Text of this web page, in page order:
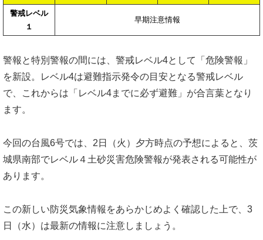
警戒レベル
１
早期注意情報
警報と特別警報の間には、警戒レベル4として「危険警報」
を新設。レベル4は避難指示発令の目安となる警戒レベル
で、これからは「レベル4までに必ず避難」が合言葉となり
ます。
今回の台風6号では、2日（火）夕方時点の予想によると、茨
城県南部でレベル４土砂災害危険警報が発表される可能性が
あります。
この新しい防災気象情報をあらかじめよく確認した上で、3
日（水）は最新の情報に注意しましょう。